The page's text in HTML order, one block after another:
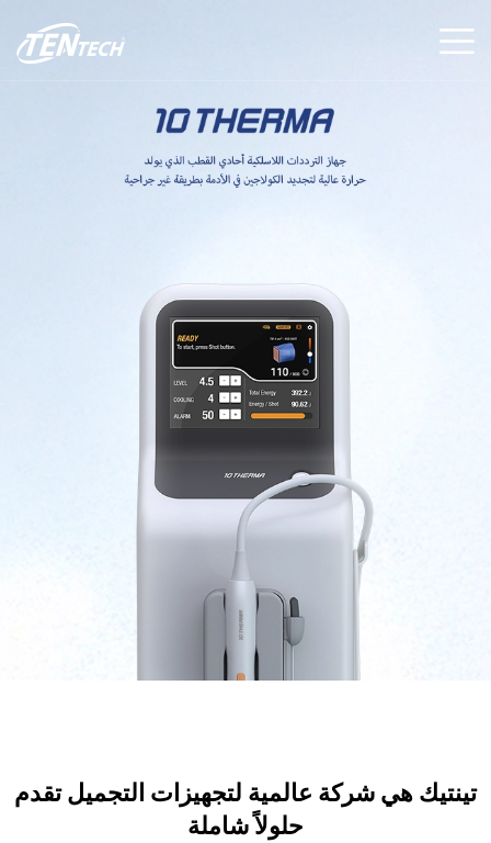
تينتيك هي شركة عالمية لتجهيزات التجميل تقدم
حلولاً شاملة